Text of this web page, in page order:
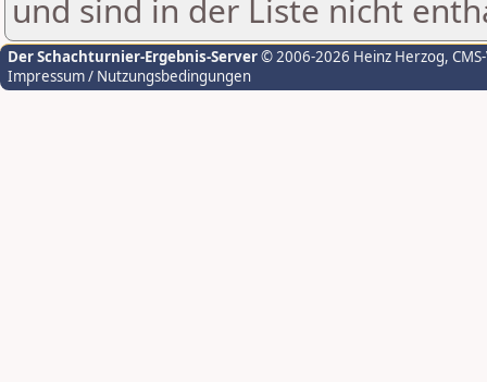
und sind in der Liste nicht
Der Schachturnier-Ergebnis-Server© 2006-2026 Heinz Herzog,
Impressum / Nutzungsbedingungen